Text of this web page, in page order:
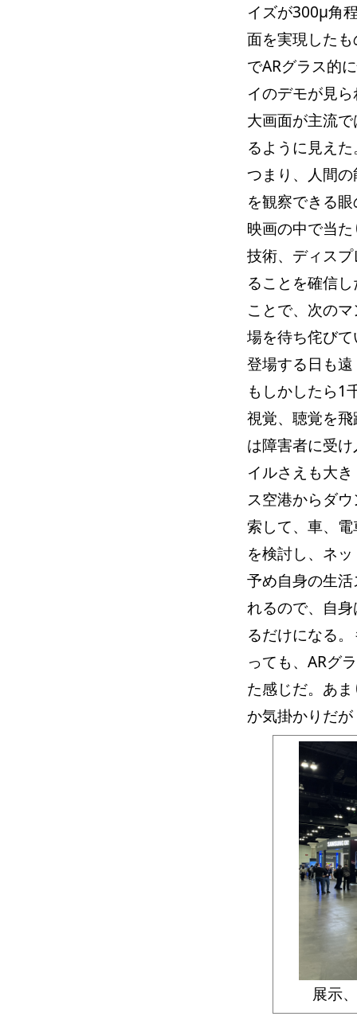
イズが300μ角
面を実現した
でARグラス的
イのデモが見
大画面が主流
るように見え
つまり、人間
を観察できる
映画の中で当
技術、ディス
ることを確信
ことで、次の
場を待ち侘び
登場する日も
もしかしたら1
視覚、聴覚を
は障害者に受
イルさえも大
ス空港からダ
索して、車、
を検討し、ネ
予め自身の生
れるので、自
るだけになる
っても、ARグ
た感じだ。あ
か気掛かりだ
展示